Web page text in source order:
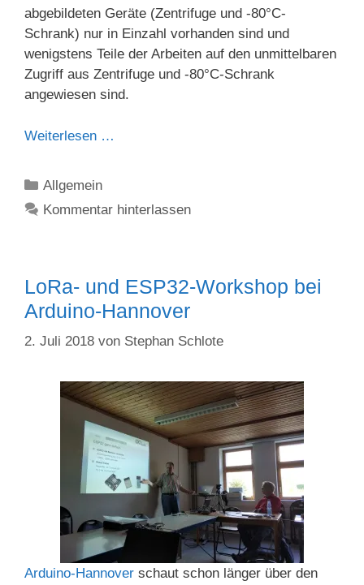
abgebildeten Geräte (Zentrifuge und -80°C-
Schrank) nur in Einzahl vorhanden sind und
wenigstens Teile der Arbeiten auf den unmittelbaren
Zugriff aus Zentrifuge und -80°C-Schrank
angewiesen sind.
Weiterlesen …
Kategorien
Allgemein
Kommentar hinterlassen
LoRa- und ESP32-Workshop bei
Arduino-Hannover
2. Juli 2018 von Stephan Schlote
Arduino-Hannover schaut schon länger über den